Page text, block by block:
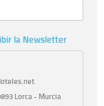
la Newsletter
Lorca - Murcia